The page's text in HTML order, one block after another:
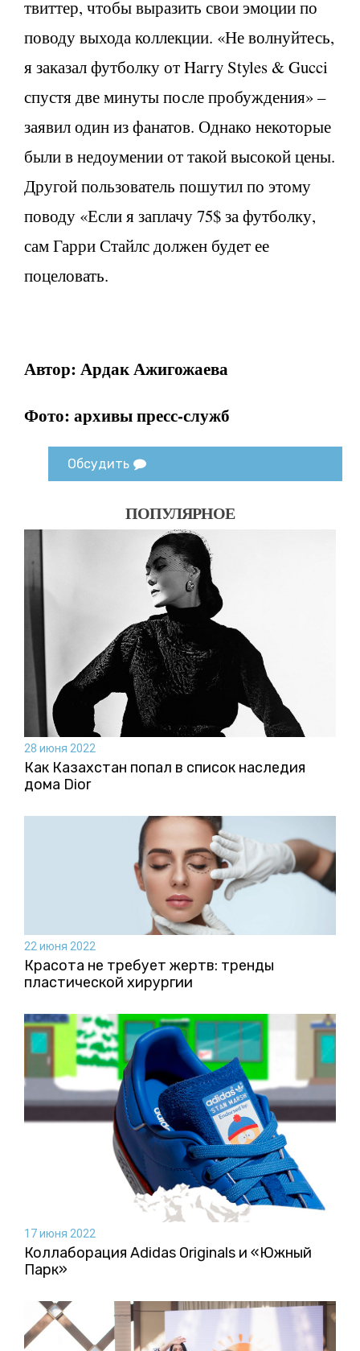
твиттер, чтобы выразить свои эмоции по
поводу выхода коллекции. «Не волнуйтесь,
я заказал футболку от Harry Styles & Gucci
спустя две минуты после пробуждения» –
заявил один из фанатов. Однако некоторые
были в недоумении от такой высокой цены.
Другой пользователь пошутил по этому
поводу «Если я заплачу 75$ за футболку,
сам Гарри Стайлс должен будет ее
поцеловать.
Автор: Ардак Ажигожаева
Фото: архивы пресс-служб
Обсудить
ПОПУЛЯРНОЕ
28 июня 2022
Как Казахстан попал в список наследия
дома Dior
22 июня 2022
Красота не требует жертв: тренды
пластической хирургии
17 июня 2022
Коллаборация Аdidas Originals и «Южный
Парк»